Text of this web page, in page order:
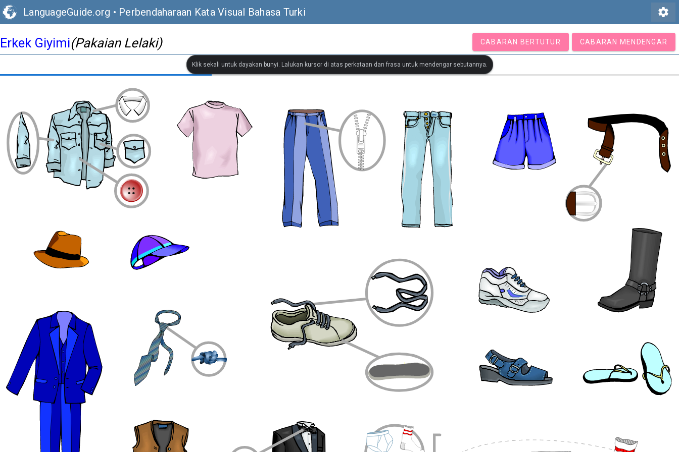
LanguageGuide.org • Perbendaharaan Kata Visual Bahasa Turki settings
Erkek Giyimi(Pakaian Lelaki) CABARAN BERTUTUR CABARAN MENDENGAR
Klik sekali untuk dayakan bunyi. Lalukan kursor di atas perkataan dan frasa untuk mendengar sebutannya.